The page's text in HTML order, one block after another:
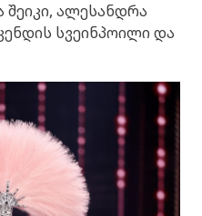
შეიკი, ალესანდრა
სვეინპოილი და